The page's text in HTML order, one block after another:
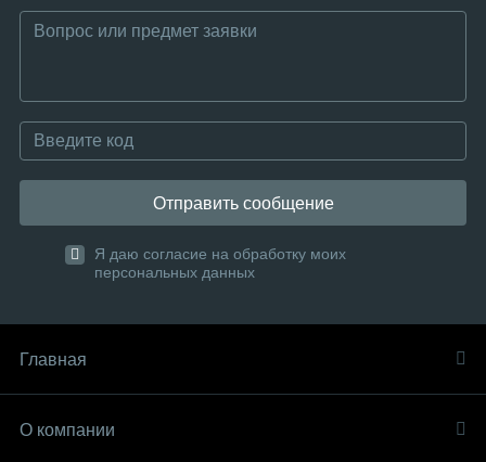
Отправить сообщение
Я даю согласие на обработку моих
персональных данных
Главная
О компании